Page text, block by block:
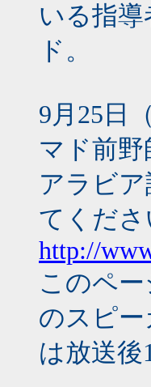
いる指
ド。
9月25日
マド前
アラビ
てくださ
http://
このペ
のスピ
は放送